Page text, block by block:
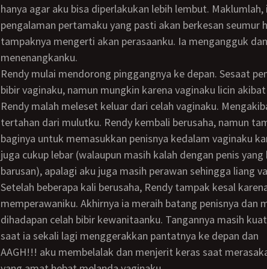
hanya agar aku bisa diperlakukan lebih lembut.
pengalaman pertamaku yang pasti akan berkesan seumur
tampaknya mengerti akan perasaanku. Ia mengangguk
menenangkanku.
Rendy mulai mendorong pinggangnya ke depan. Sesaat penisnya berhasil membelah
bibir vaginaku, namun mungkin karena vaginaku licin
Rendy malah meleset keluar dari celah vaginaku.
tertahan dari mulutku. Rendy kembali berusaha, namun
baginya untuk memasukkan penisnya kedalam vaginaku
juga cukup lebar (walaupun masih kalah dengan penis
barusan), apalagi aku juga masih perawan sehingga liang
Setelah beberapa kali berusaha, Rendy tampak kesal karena belum berhasil
memperawaniku. Akhirnya ia meraih batang penisnya dan
dihadapan celah bibir kewanitaanku. Tangannya masih
saat ia sekali lagi menggerakkan pantatnya ke depan dan
AAGH!!! aku membelalak dan menjerit keras saat merasakan rasa ngilu dan perih